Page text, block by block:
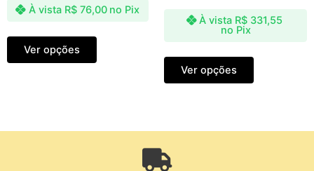
À vista R$76,00 no Pix
Ver opções
À vista R$331,55
no Pix
Ver opções